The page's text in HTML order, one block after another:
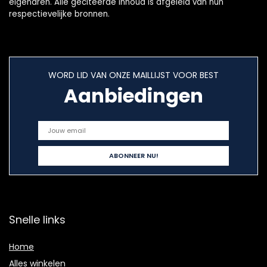
respectievelijke bronnen.
WORD LID VAN ONZE MAILLIJST VOOR BEST
Aanbiedingen
Snelle links
Home
Alles winkelen